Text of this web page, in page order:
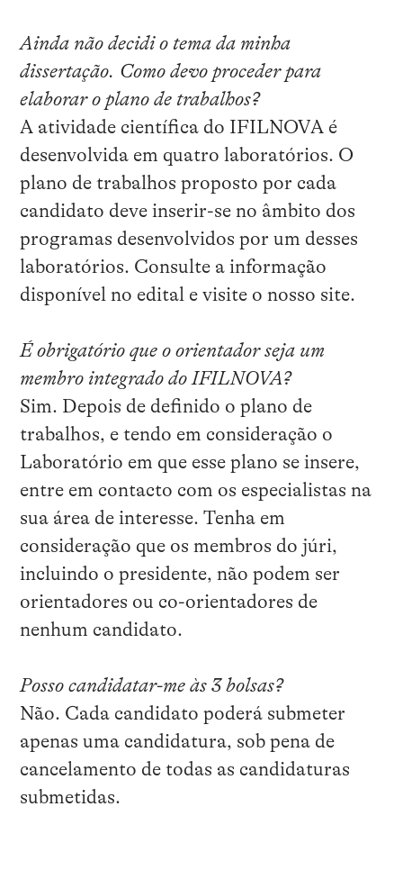
Ainda não decidi o tema da minha
dissertação. Como devo proceder para
elaborar o plano de trabalhos?
A atividade científica do IFILNOVA é
desenvolvida em quatro laboratórios. O
plano de trabalhos proposto por cada
candidato deve inserir-se no âmbito dos
programas desenvolvidos por um desses
laboratórios. Consulte a informação
disponível no edital e visite o nosso site.
É obrigatório que o orientador seja um
membro integrado do IFILNOVA?
Sim. Depois de definido o plano de
trabalhos, e tendo em consideração o
Laboratório em que esse plano se insere,
entre em contacto com os especialistas na
sua área de interesse. Tenha em
consideração que os membros do júri,
incluindo o presidente, não podem ser
orientadores ou co-orientadores de
nenhum candidato.
Posso candidatar-me às 3 bolsas?
Não. Cada candidato poderá submeter
apenas uma candidatura, sob pena de
cancelamento de todas as candidaturas
submetidas.